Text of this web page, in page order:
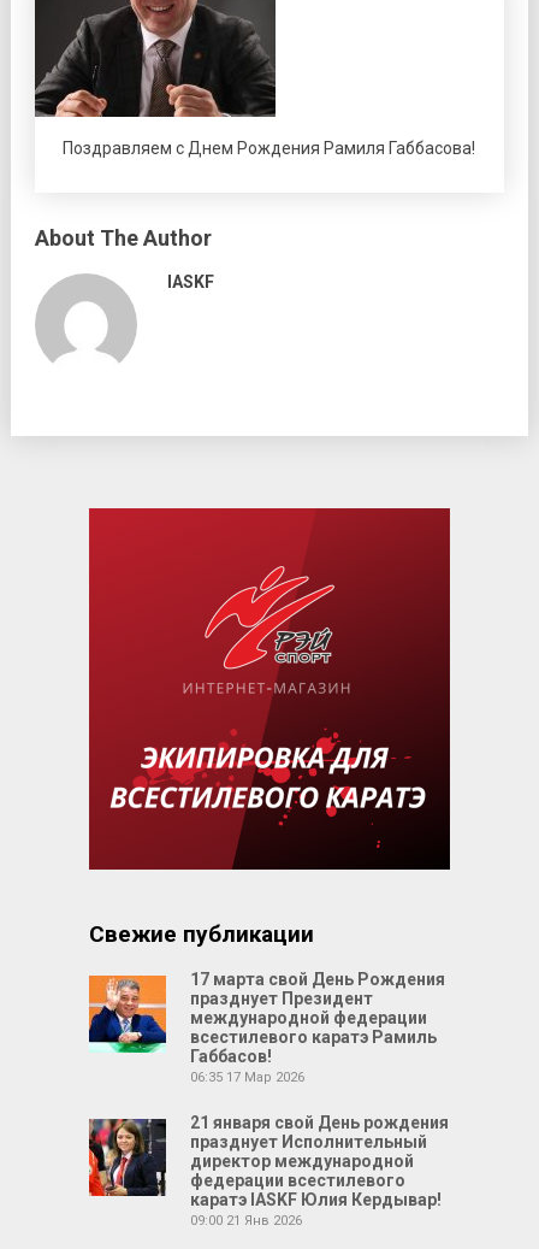
Поздравляем с Днем Рождения Рамиля Габбасова!
About The Author
IASKF
Свежие публикации
17 марта свой День Рождения
празднует Президент
международной федерации
всестилевого каратэ Рамиль
Габбасов!
06:35 17 Мар 2026
21 января свой День рождения
празднует Исполнительный
директор международной
федерации всестилевого
каратэ IASKF Юлия Кердывар!
09:00 21 Янв 2026